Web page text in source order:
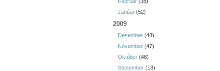
Janúar (52)
2009
Desember (48)
Nóvember (47)
Október (48)
September (18)